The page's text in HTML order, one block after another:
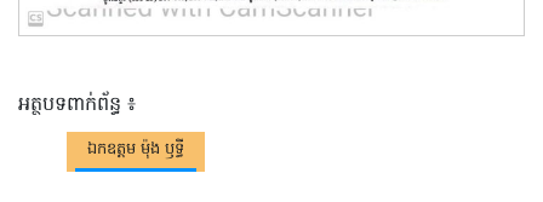
អត្ថបទពាក់ព័ន្ធ ៖
ឯកឧត្តម ម៉ុង ឫទ្ធី